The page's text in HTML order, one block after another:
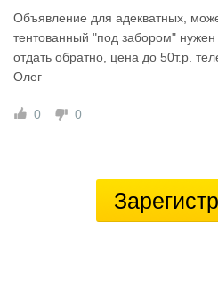
Объявление для адекватных,
тентованный "под забором"
отдать обратно, цена до 50т.р.
Олег
0 0